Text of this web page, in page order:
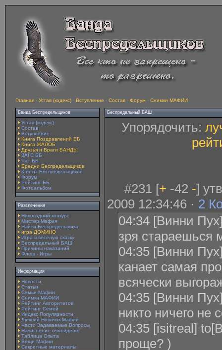
Главная · Устав (кодекс) · Вступление · Состав · Форум · Снимки МАФИИ
Банда Беспредельщиков
Устав (кодекс)
Состав
Вступление
Книга Поздравлений ББ
Книга ЖАЛОБ
Друзья и Враги БАНДЫ
ЗАГС ББ
Чат ББ
Бредни Беспредельщиков
Клятва Беспредельщиков
Форум
Рейтинг ББ
Фотоальбом
Развлечения
Новогодний конкурс
Мистер Мафия
Найти Беспредельщика
игра ДОМИНО
Игра в весёлую сказку
Беспредельный БАШ
Причины наказаний
Флеш - Игры
Информация
Новости
Статьи
Семьи Мафии
Снимки МАФИИ
Рейтинг Авторитетов
Рейтинг Семей
Индекс Популярности
Лучший Новичок Мафии
Часто Задаваемые Вопросы
Начисление очков/денег
Таблица Опыта
Вещи Мафии
Секретные материалы
Беспредельный БАШ
Упорядочить:
#231 [+ -42 -]
2009 12:34:46 · 2
04:34 [Винни
зря стараешься
04:35 [Винни
канает самая
всячески
04:35 [Винни
никто ничего не
04:35 [isitreal]
проще? )